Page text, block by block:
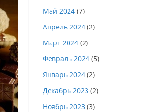
Май 2024 (7)
Апрель 2024 (2)
Март 2024 (2)
Февраль 2024 (5)
Январь 2024 (2)
Декабрь 2023 (2)
Ноябрь 2023 (3)